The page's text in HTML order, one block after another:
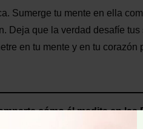
Sumerge tu mente en ella
Deja que la verdad desafíe
en tu mente y en tu corazón
cómo él medita en las